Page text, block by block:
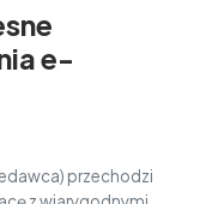
e-
przechodzi